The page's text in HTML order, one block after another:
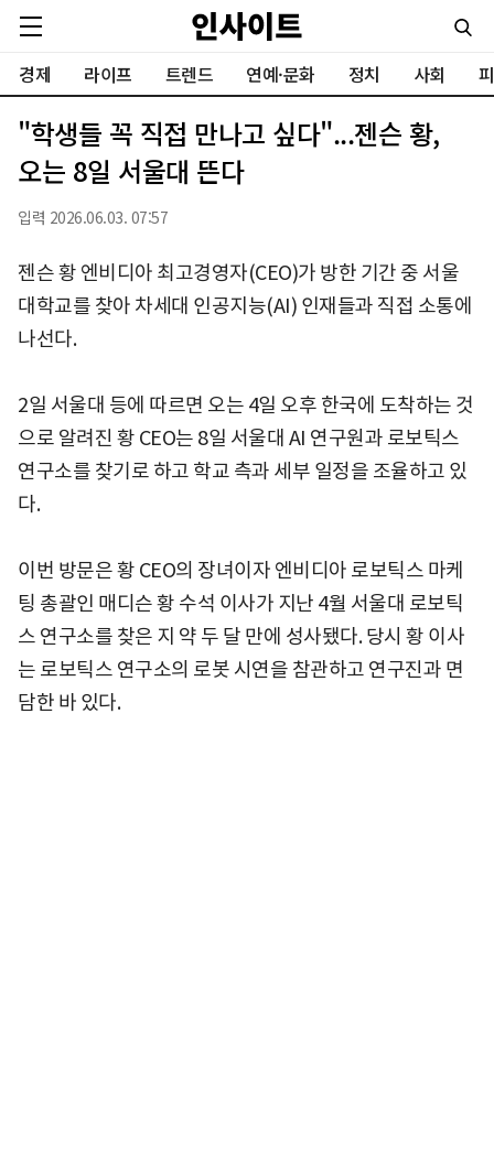
경제 라이프 트렌드 연예·문화 정치 사회
"학생들 꼭 직접 만나고 싶다"...젠슨 황,
오는 8일 서울대 뜬다
입력 2026.06.03. 07:57
젠슨 황 엔비디아 최고경영자(CEO)가 방한 기간 중 서울
대학교를 찾아 차세대 인공지능(AI) 인재들과 직접 소통에
나선다.
2일 서울대 등에 따르면 오는 4일 오후 한국에 도착하는 것
으로 알려진 황 CEO는 8일 서울대 AI 연구원과 로보틱스
연구소를 찾기로 하고 학교 측과 세부 일정을 조율하고 있
다.
이번 방문은 황 CEO의 장녀이자 엔비디아 로보틱스 마케
팅 총괄인 매디슨 황 수석 이사가 지난 4월 서울대 로보틱
스 연구소를 찾은 지 약 두 달 만에 성사됐다. 당시 황 이사
는 로보틱스 연구소의 로봇 시연을 참관하고 연구진과 면
담한 바 있다.